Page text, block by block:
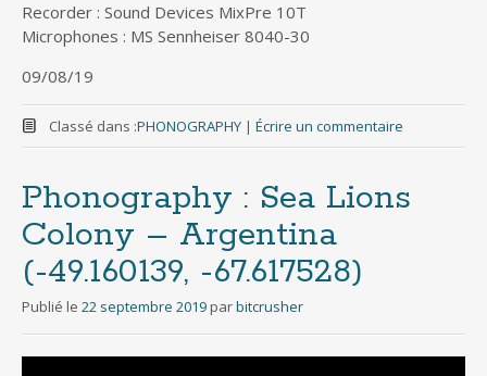
Recorder : Sound Devices MixPre 10T
Microphones : MS Sennheiser 8040-30
09/08/19
Classé dans :PHONOGRAPHY | Écrire un commentaire
Phonography : Sea Lions
Colony – Argentina
(-49.160139, -67.617528)
Publié le 22 septembre 2019 parbitcrusher